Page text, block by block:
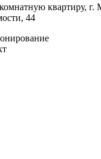
квартиру, г.
44